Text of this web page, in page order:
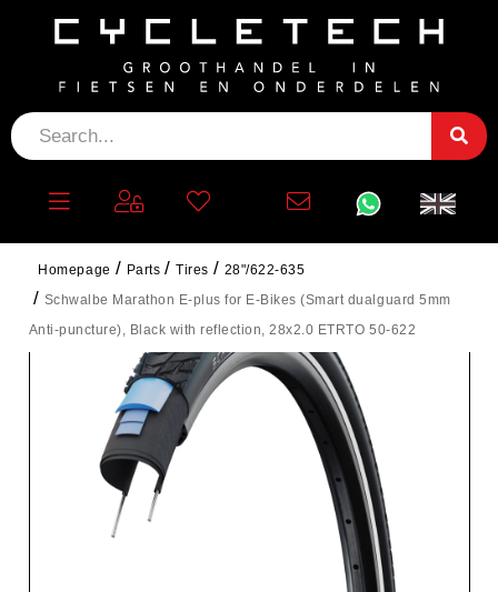
Homepage Parts Tires
28"/622-635
Schwalbe Marathon E-plus for E-Bikes (Smart dualguard 5mm
Anti-puncture), Black with reflection, 28x2.0 ETRTO 50-622